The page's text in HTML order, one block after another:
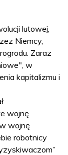
lutowej,
Niemcy,
Zaraz
w
kapitalizmu i
wojnę
wojnę
robotnicy